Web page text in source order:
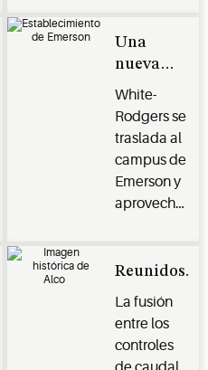
White
Rodgers es
control
cebador
con
de la
industria.
Una
nueva
vivienda
de
vanguardia
White-
Rodgers se
traslada al
campus de
Emerson y
aprovecha
de
de primera
línea y sus
equipos de
Reunidos.
La fusión
entre los
controles